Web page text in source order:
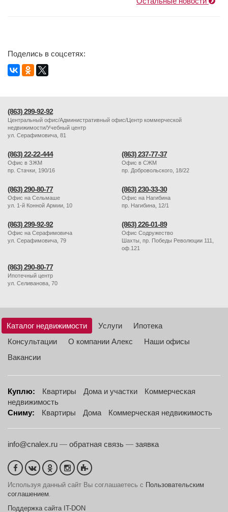
Поделись в соцсетях:
(863) 299-92-92
Центральный офис/Административный офис/Центр коммерческой
недвижимости/Учебный центр
ул. Серафимовича, 81
(863) 22-22-444
Офис в ЗЖМ
пр. Стачки, 190/16
(863) 237-77-37
Офис в СЖМ
пр. Добровольского, 18/22
(863) 290-80-77
Офис на Сельмаше
ул. 1-й Конной Армии, 10
(863) 230-33-30
Офис на Нагибина
пр. Нагибина, 12/1
(863) 299-92-92
Офис на Серафимовича
ул. Серафимовича, 79
(863) 226-01-89
Офис Содружество
Шахты, пр. Победы Революции 111,
оф.121
(863) 290-80-77
Ипотечный центр
ул. Селиванова, 70
Каталог недвижимости Услуги
Ипотека
Консультации
О компании Алекс
Наши офисы
Вакансии
Куплю: Квартиры Дома и участки
Коммерческая
недвижимость
Сниму:
Квартиры Дома Коммерческая недвижимость
info@cnalex.ru — обратная связь — заявка
Используя данный сайт Вы соглашаетесь с Пользовательским
соглашением.
Поддержка сайта IT-DON